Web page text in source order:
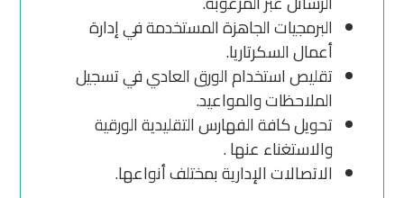
البرمجيات الجاهزة المستخدمة في إدارة
أعمال السكرتاريا.
تقليص استخدام الورق العادي في تسجيل
الملاحظات والمواعيد.
تحويل كافة الفهارس التقليدية الورقية
والاستغناء عنها .
الاتصالات الإدارية بمختلف أنواعها.